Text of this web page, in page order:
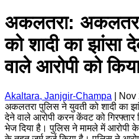
अकलतरा:
को शादी का झांसा
वाले आरोपी को
Akaltara, Janjgir-Champa
Nov
अकलतरा पुलिस ने युवती को शादी का
देने वाले आरोपी करन केंवट को गिरफ्तार
भेज दिया है। पुलिस ने मामले में आरोपी